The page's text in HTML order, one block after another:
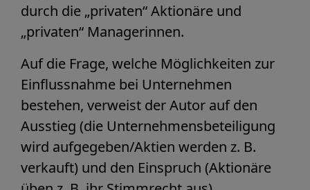
durch die „privaten“ Aktionäre und
„privaten“ Managerinnen.
Auf die Frage, welche Möglichkeiten zur
Einflussnahme bei Unternehmen
bestehen, verweist der Autor auf den
Ausstieg (die Unternehmensbeteiligung
wird aufgegeben/Aktien werden z. B.
verkauft) und den Einspruch (Aktionäre